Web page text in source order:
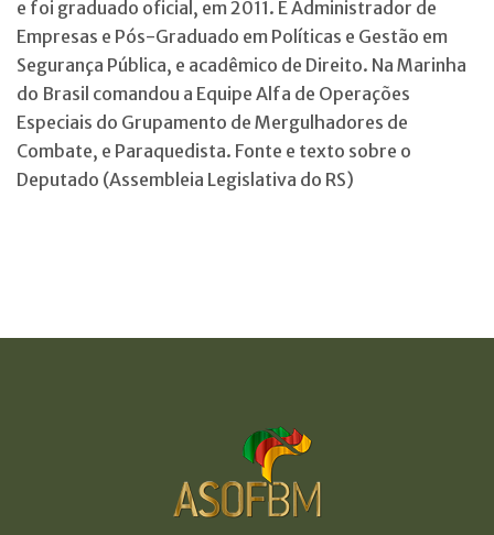
e foi graduado oficial, em 2011. É Administrador de
Empresas e Pós-Graduado em Políticas e Gestão em
Segurança Pública, e acadêmico de Direito. Na Marinha
do Brasil comandou a Equipe Alfa de Operações
Especiais do Grupamento de Mergulhadores de
Combate, e Paraquedista. Fonte e texto sobre o
Deputado (Assembleia Legislativa do RS)